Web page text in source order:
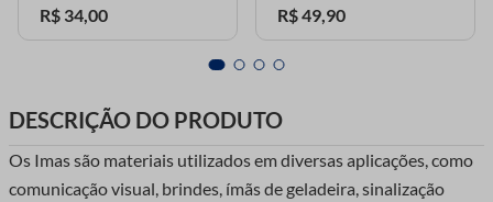
R$ 34,00 R$49,90
DESCRIÇÃO DO PRODUTO
Os Imas são materiais utilizados em diversas aplicações, como
comunicação visual, brindes, ímãs de geladeira, sinalização